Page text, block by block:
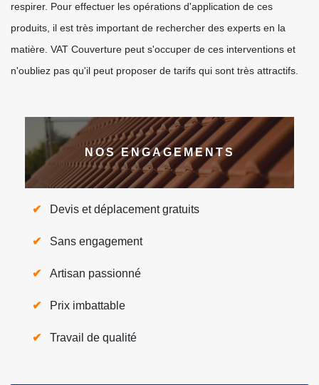
respirer. Pour effectuer les opérations d'application de ces
produits, il est très important de rechercher des experts en la
matière. VAT Couverture peut s'occuper de ces interventions et
n'oubliez pas qu'il peut proposer de tarifs qui sont très attractifs.
NOS ENGAGEMENTS
Devis et déplacement gratuits
Sans engagement
Artisan passionné
Prix imbattable
Travail de qualité